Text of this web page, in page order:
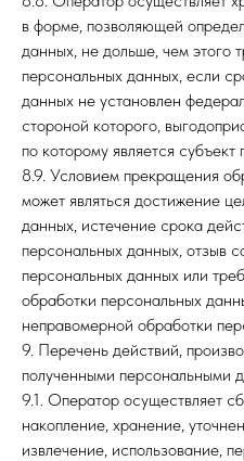
в форме, позволяющей
данных, не дольше, чем этого
персональных данных, если
данных не установлен
стороной которого,
по которому является
8.9. Условием прекращения
может являться достижение
данных, истечение срока
персональных данных, отзыв
персональных данных или
обработки персональных
неправомерной обработки
9. Перечень действий,
полученными персональными
9.1. Оператор осуществляет
накопление, хранение,
извлечение, использование,